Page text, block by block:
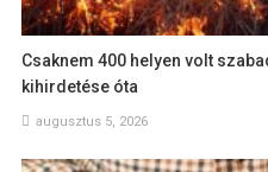
Csaknem 400 helyen volt
kihirdetése óta
augusztus 5, 2026